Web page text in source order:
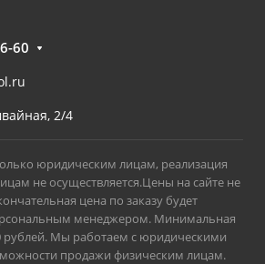
60
2/4
юридическим лицам, реализация
не осуществляется.Цены на сайте не
цена по заказу будет
менеджером. Минимальная
рублей. Мы работаем с юридическими
продажи физическим лицам.